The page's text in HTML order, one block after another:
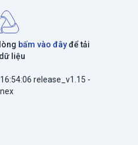
bấm vào đâyđể tải
liệu
release_v1.15 -
nex